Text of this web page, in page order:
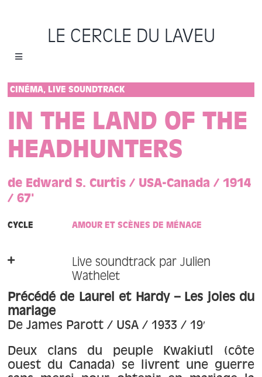
LE CERCLE DU LAVEU
Toggle
Accueil
Cycles
Programme
Location
Sauvons le Cercle
Contact
CINÉMA, LIVE SOUNDTRACK
IN THE LAND OF THE
HEADHUNTERS
de Edward S. Curtis / USA-Canada / 1914
/ 67'
CYCLE AMOUR ET SCÈNES DE MÉNAGE
Live soundtrack par Julien
Wathelet
Précédé de Laurel et Hardy – Les joies du
mariage
De James Parott / USA / 1933 / 19′
Deux clans du peuple Kwakiutl (côte
ouest du Canada) se livrent une guerre